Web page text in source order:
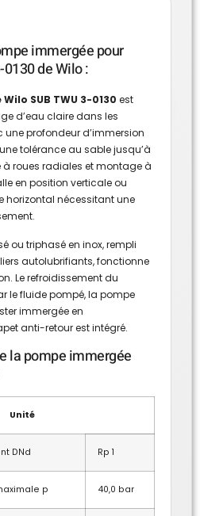
immergée pour
de Wilo :
SUB TWU 3-0130 est
d’eau claire dans les
profondeur d’immersion
tolérance au sable jusqu’à
à roues radiales et montage à
en position verticale ou
horizontal nécessitant une
ou triphasé en inox, rempli
autolubrifiants, fonctionne
Le refroidissement du
le fluide pompé, la pompe
immergée en
anti-retour est intégré.
la pompe immergée
Unité
DNd Rp 1
p 40,0 bar